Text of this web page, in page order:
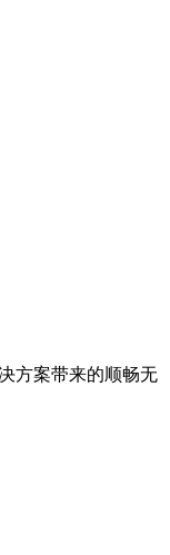
方案带来的顺畅无